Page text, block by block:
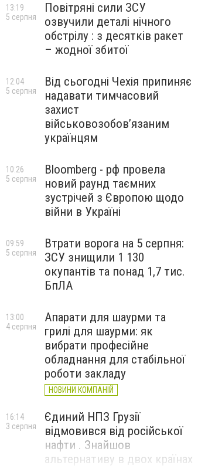
Повітряні сили ЗСУ
озвучили деталі нічного
обстрілу : з десятків ракет
– жодної збитої
13:19
5 серпня
Від сьогодні Чехія припиняє
надавати тимчасовий
захист
військовозобов’язаним
українцям
12:04
5 серпня
Bloomberg - рф провела
новий раунд таємних
зустрічей з Європою щодо
війни в Україні
10:26
5 серпня
Втрати ворога на 5 серпня:
ЗСУ знищили 1 130
окупантів та понад 1,7 тис.
БпЛА
09:59
5 серпня
Апарати для шаурми та
грилі для шаурми: як
вибрати професійне
обладнання для стабільної
роботи закладу
НОВИНИ КОМПАНІЙ
13:00
4 серпня
Єдиний НПЗ Грузії
відмовився від російської
нафти . Знайшов
альтернативу в двох країнах
16:14
3 серпня